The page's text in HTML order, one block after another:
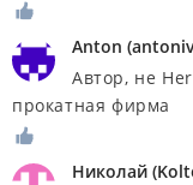
Anton (
Автор, не
прокатная фирма
Николай (